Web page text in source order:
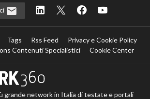
Tags Rss Feed
Privacy e Cookie Policy
Contenuti Specialistici
Cookie Center
grande network in Italia di testate e portali